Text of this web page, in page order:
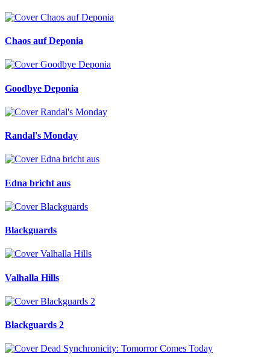
Chaos auf Deponia
Goodbye Deponia
Randal's Monday
Edna bricht aus
Blackguards
Valhalla Hills
Blackguards 2